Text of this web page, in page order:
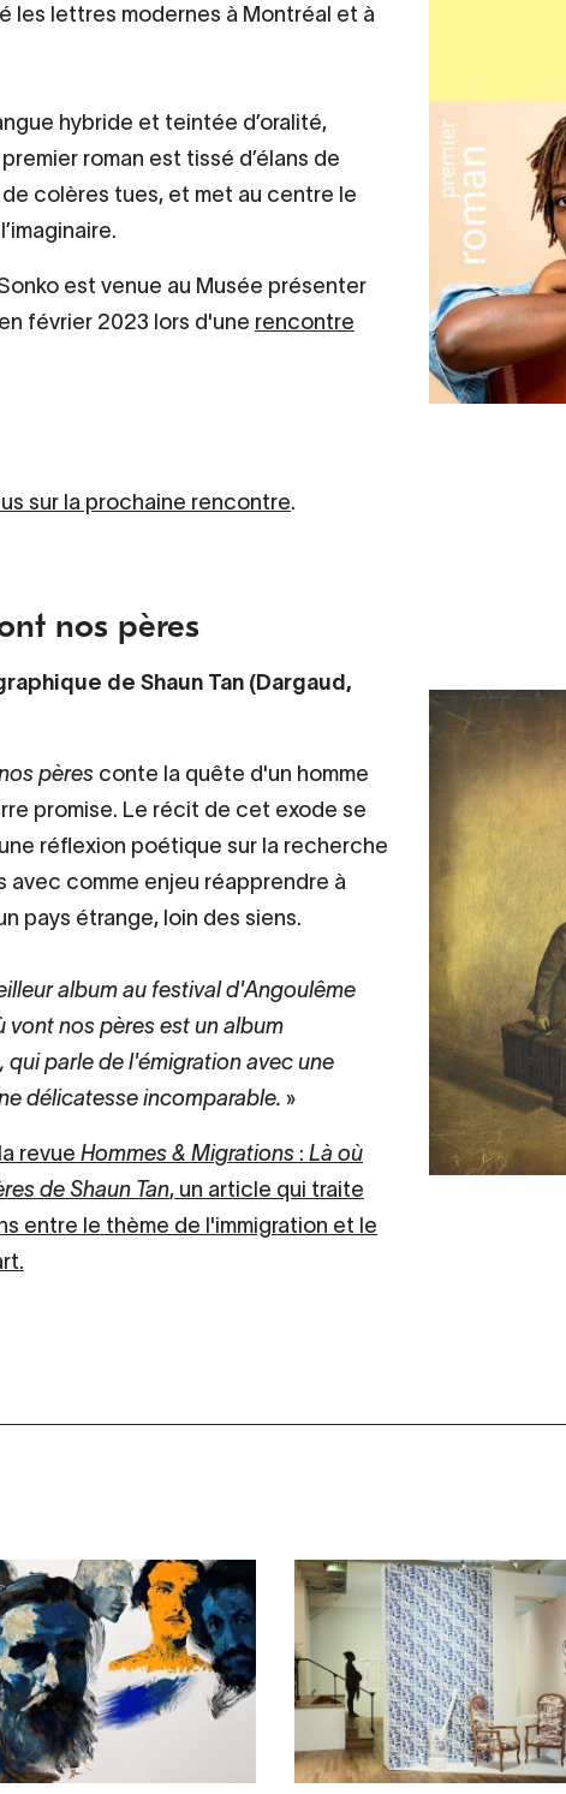
les lettres modernes à Montréal et à
hybride et teintée d’oralité,
premier roman est tissé d’élans de
colères tues, et met au centre le
est venue au Musée présenter
février 2023 lors d'une rencontre
sur la prochaine rencontre.
nos pères
de Shaun Tan (Dargaud,
pères conte la quête d'un homme
promise. Le récit de cet exode se
réflexion poétique sur la recherche
avec comme enjeu réapprendre à
pays étrange, loin des siens.
album au festival d'Angoulême
vont nos pères est un album
qui parle de l'émigration avec une
délicatesse incomparable. »
revue Hommes & Migrations : Là où
de Shaun Tan, un article qui traite
entre le thème de l'immigration et le